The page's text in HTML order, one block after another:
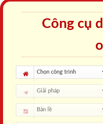
Công cụ